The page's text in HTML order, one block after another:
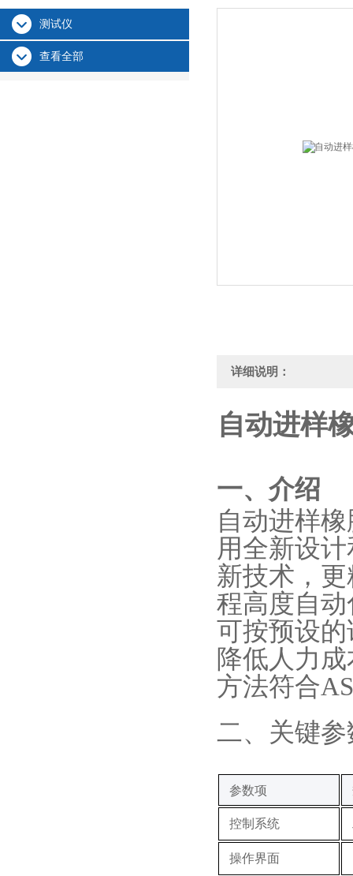
测试仪
查看全部
详细说明：
自动进样
‌一、介绍
自动进样
用全新设
新技术，
程高度自
可按预设
降低人力
方法符合
二、关键参
‌参数项‌
控制系统
操作界面